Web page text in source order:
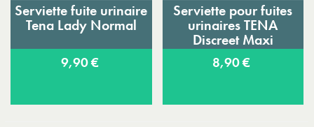
Serviette fuite urinaire
Tena Lady Normal
9,90 €
Serviette pour fuites
urinaires TENA
Discreet Maxi
8,90 €